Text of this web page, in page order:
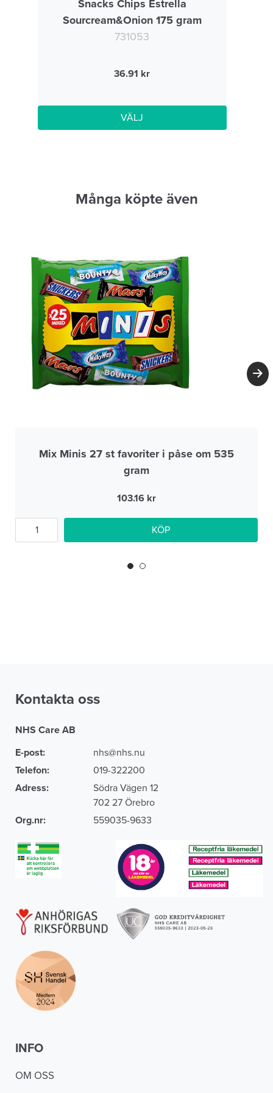
Snacks Chips Estrella
Sourcream&Onion 175 gram
731053
36.91
VÄLJ
Många köpte även
Mix Minis 27 st favoriter i påse om 535
gram
103.16
KÖP
Kontakta oss
NHS Care AB
E-post:
nhs@nhs.nu
Telefon:
019-322200
Adress:
Södra Vägen 12
702 27 Örebro
Org.nr:
559035-9633
INFO
OM OSS